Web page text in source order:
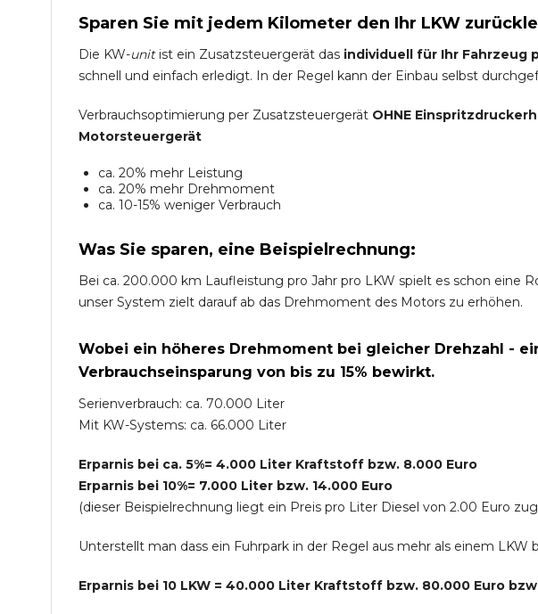
Sparen Sie mit jedem Kilometer den Ihr LKW
Die KW-unitist ein Zusatzsteuergerät das individuell für Ihr Fahrzeug
schnell und einfach erledigt. In der Regel kann der Einbau selbst
Verbrauchsoptimierung per Zusatzsteuergerät OHNE
Motorsteuergerät
ca. 20% mehr Leistung
ca. 20% mehr Drehmoment
ca. 10-15% weniger Verbrauch
Was Sie sparen, eine Beispielrechnung:
Bei ca. 200.000 km Laufleistung pro Jahr pro LKW spielt es schon eine
unser System zielt darauf ab das Drehmoment des Motors zu erhöhen.
Wobei ein höheres Drehmoment bei gleicher Drehzahl -
Verbrauchseinsparung von bis zu 15% bewirkt.
Serienverbrauch: ca. 70.000 Liter
Mit KW-Systems: ca. 66.000 Liter
Erparnis bei ca. 5%= 4.000 Liter Kraftstoff bzw. 8.000 Euro
Erparnis bei 10%= 7.000 Liter bzw. 14.000 Euro
(dieser Beispielrechnung liegt ein Preis pro Liter Diesel von 2.00 Euro
Unterstellt man dass ein Fuhrpark in der Regel aus mehr als einem
Erparnis bei 10 LKW = 40.000 Liter Kraftstoff bzw. 80.000 Euro